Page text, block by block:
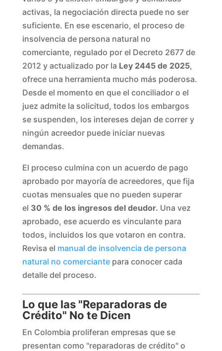
activas, la negociación directa puede no ser
suficiente. En ese escenario, el proceso de
insolvencia de persona natural no
comerciante, regulado por el Decreto 2677 de
2012 y actualizado por la Ley 2445 de 2025,
ofrece una herramienta mucho más poderosa.
Desde el momento en que el conciliador o el
juez admite la solicitud, todos los embargos
se suspenden, los intereses dejan de correr y
ningún acreedor puede iniciar nuevas
demandas.
El proceso culmina con un acuerdo de pago
aprobado por mayoría de acreedores, que fija
cuotas mensuales que no pueden superar
el 30 % de los ingresos del deudor. Una vez
aprobado, ese acuerdo es vinculante para
todos, incluidos los que votaron en contra.
Revisa el manual de insolvencia de persona
natural no comerciantepara conocer cada
detalle del proceso.
Lo que las "Reparadoras de
Crédito" No te Dicen
En Colombia proliferan empresas que se
presentan como "reparadoras de crédito" o